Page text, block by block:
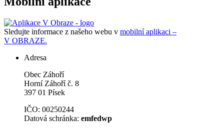
Sledujte informace z našeho webu v mobilní aplikaci –
V OBRAZE.
Adresa
Obec Záhoří
Horní Záhoří č. 8
397 01 Písek
IČO: 00250244
Datová schránka: emfedwp